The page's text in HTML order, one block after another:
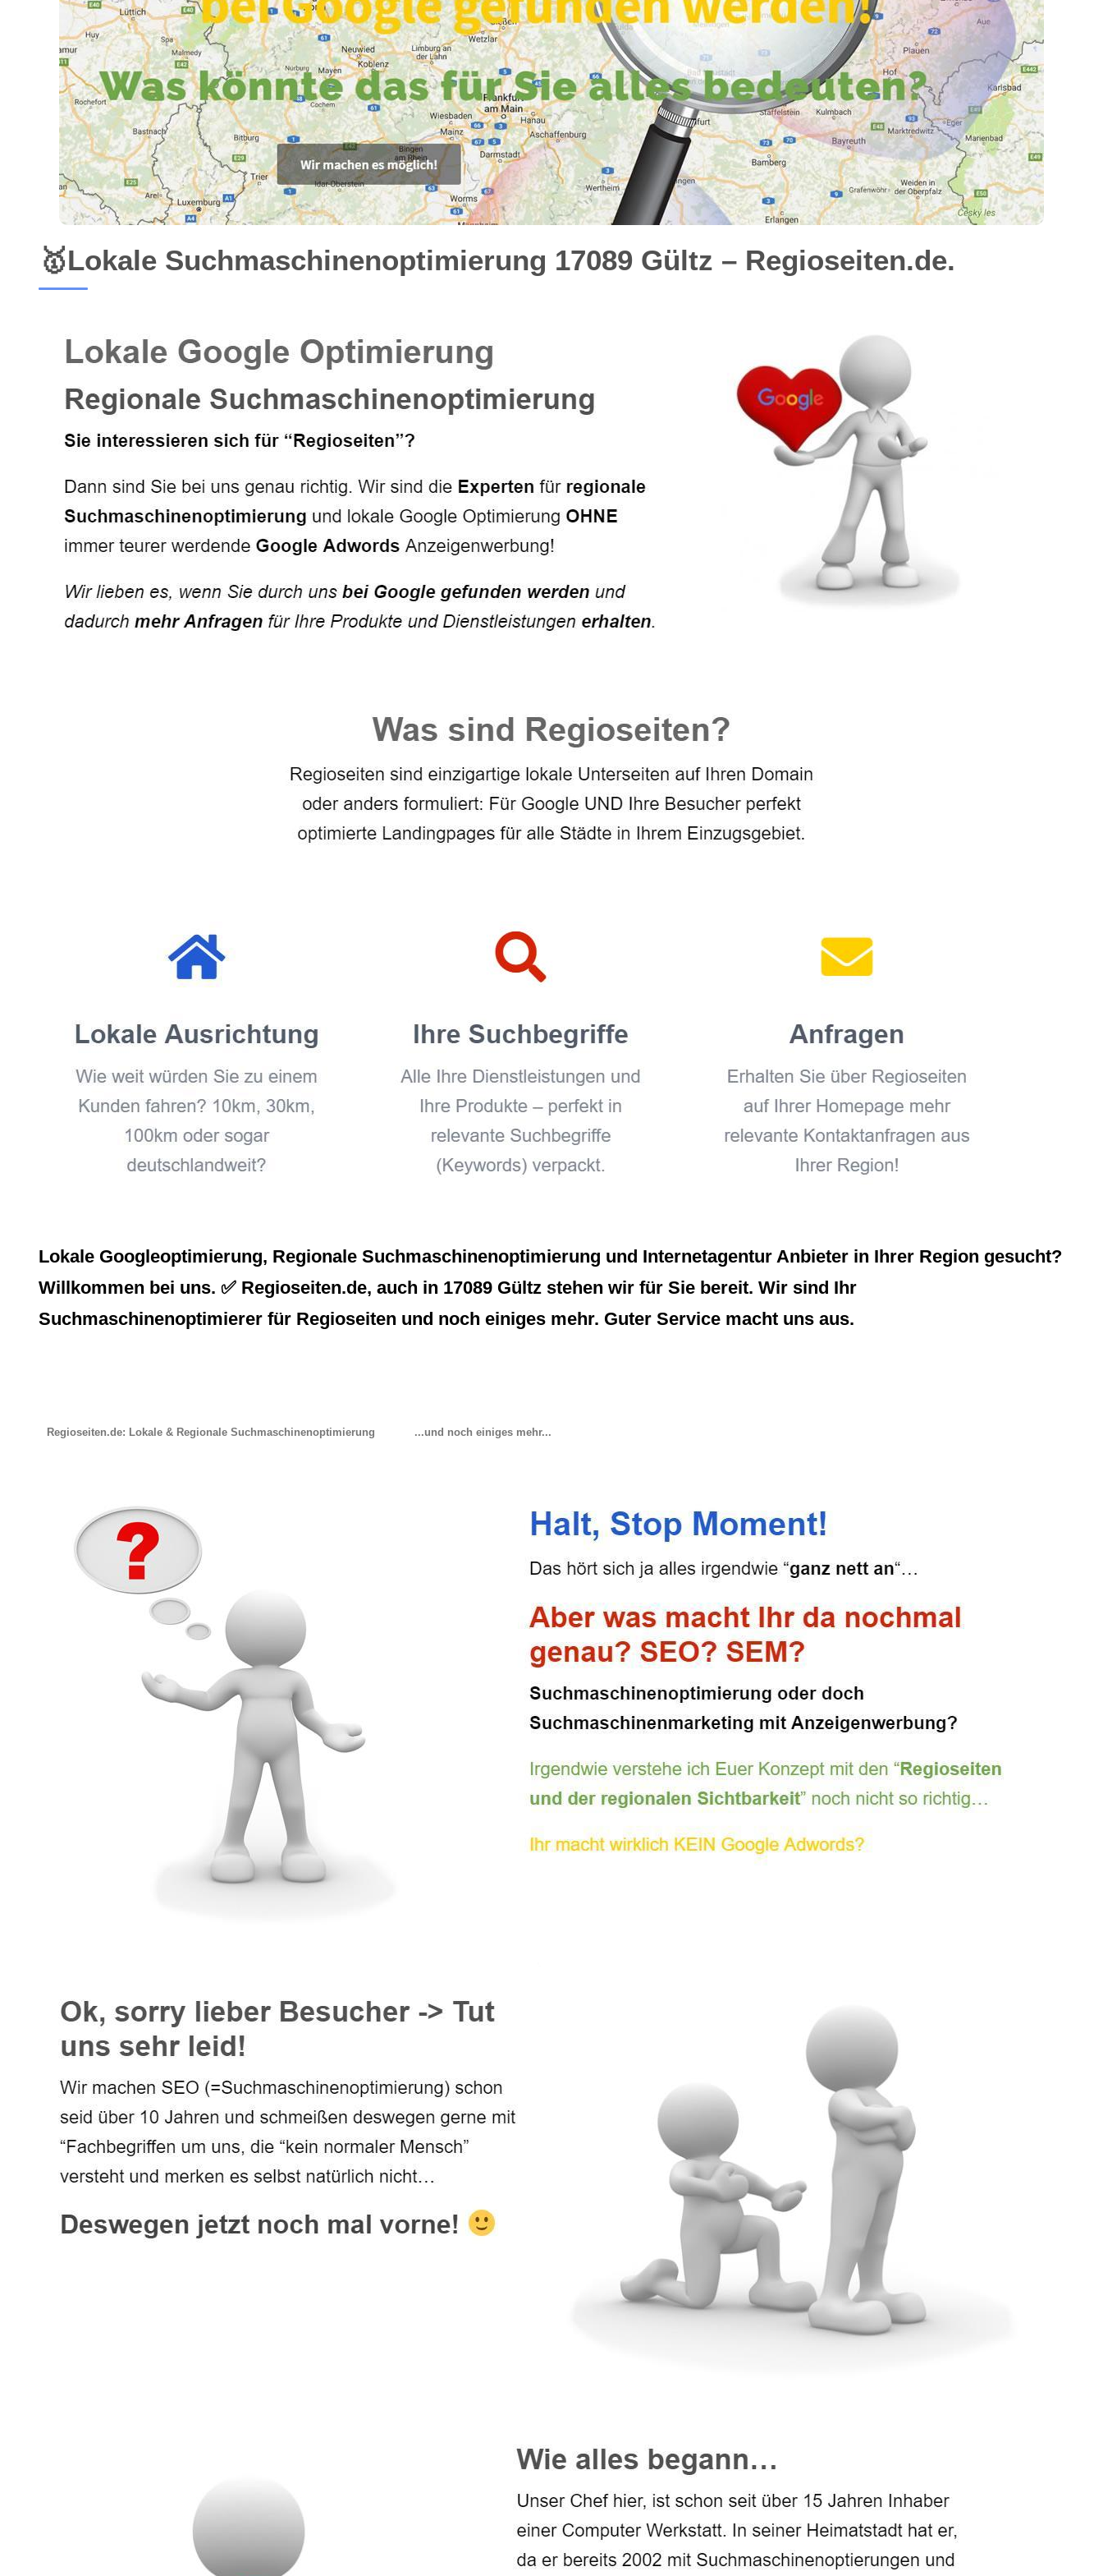
🥇Lokale Suchmaschinenoptimierung 17089 Gültz – Regioseiten.de.
Lokale Googleoptimierung, Regionale Suchmaschinenoptimierung und Internetagentur Anbieter in Ihrer Region gesucht?
Willkommen bei uns. ✅ Regioseiten.de, auch in 17089 Gültz stehen wir für Sie bereit. Wir sind Ihr
Suchmaschinenoptimierer für Regioseiten und noch einiges mehr. Guter Service macht uns aus.
Regioseiten.de: Lokale & Regionale Suchmaschinenoptimierung ...und noch einiges mehr...